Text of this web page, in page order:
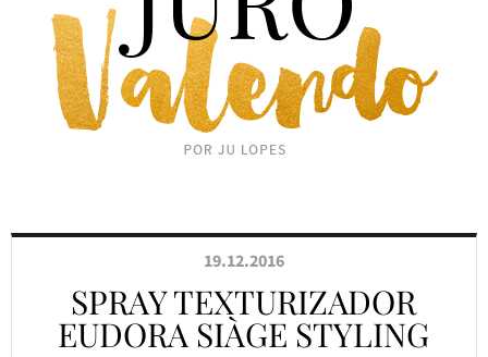
19.12.2016
SPRAY TEXTURIZADOR
EUDORA SIÀGE STYLING